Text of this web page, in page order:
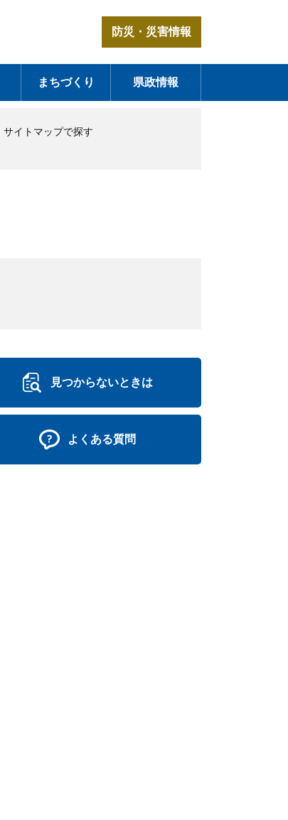
防災・災害情報
まちづくり 県政情報
サイトマップで探す
見つからないときは
よくある質問